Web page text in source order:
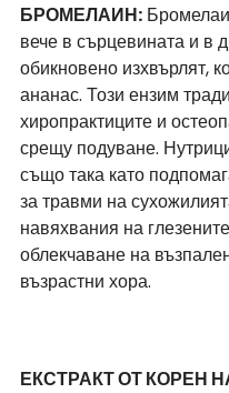
БРОМЕЛАИН:
вече в сърцевината и в
обикновено изхвърлят,
ананас. Този ензим
хиропрактиците и
срещу подуване.
също така като
за травми на
навяхвания на
облекчаване на
възрастни хора.
ЕКСТРАКТ ОТ КОРЕН